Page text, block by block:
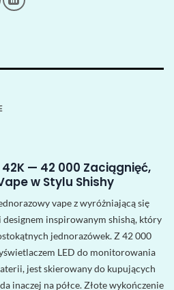
— 42 000 Zaciągnięć,
w Stylu Shishy
vape z wyróżniającą się
inspirowanym shishą, który
jednorazówek. Z 42 000
LED do monitorowania
jest skierowany do kupujących
inaczej na półce. Złote wykończenie